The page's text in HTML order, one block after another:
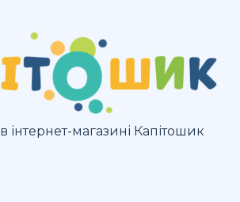
інтернет-магазині Капітошик